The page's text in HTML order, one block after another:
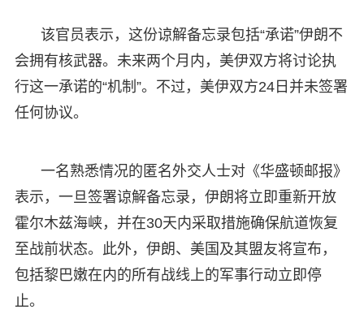
该官员表示，这份谅解备忘录包括“承诺”伊朗不
会拥有核武器。未来两个月内，美伊双方将讨论执
行这一承诺的“机制”。不过，美伊双方24日并未签署
任何协议。
一名熟悉情况的匿名外交人士对《华盛顿邮报》
表示，一旦签署谅解备忘录，伊朗将立即重新开放
霍尔木兹海峡，并在30天内采取措施确保航道恢复
至战前状态。此外，伊朗、美国及其盟友将宣布，
包括黎巴嫩在内的所有战线上的军事行动立即停
止。